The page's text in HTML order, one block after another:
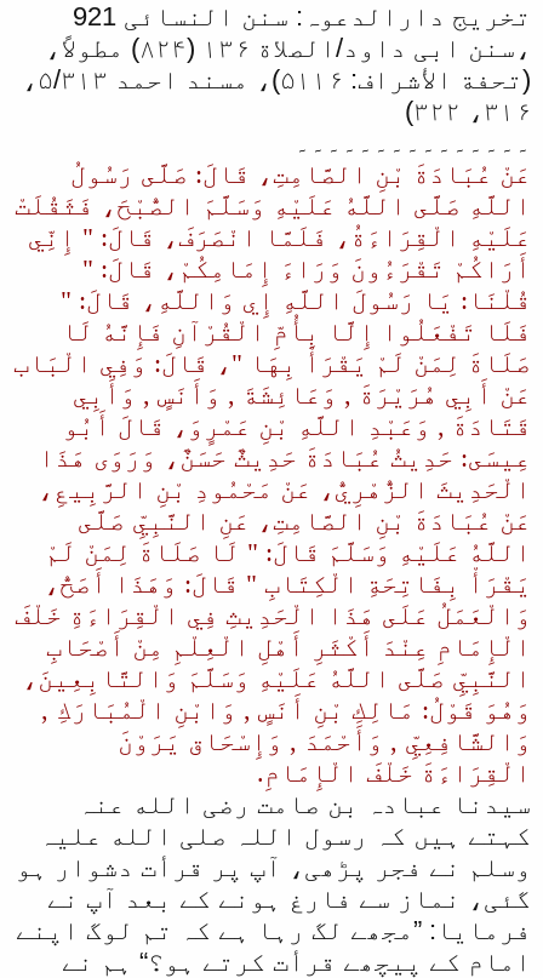
تخریج دارالدعوہ: سنن النسائی 921
،سنن ابی داود/الصلاة ۱۳۶ (۸۲۴) مطولاً،
(تحفة الأشراف: ۵۱۱۶)، مسند احمد ۵/۳۱۳،
۳۱۶، ۳۲۲)
۔۔۔۔۔۔۔۔۔۔۔۔۔۔۔
عَنْ عُبَادَةَ بْنِ الصَّامِتِ، قَالَ: صَلَّى رَسُولُ
اللَّهِ صَلَّى اللَّهُ عَلَيْهِ وَسَلَّمَ الصُّبْحَ، فَثَقُلَتْ
عَلَيْهِ الْقِرَاءَةُ، فَلَمَّا انْصَرَفَ، قَالَ: " إِنِّي
أَرَاكُمْ تَقْرَءُونَ وَرَاءَ إِمَامِكُمْ، قَالَ: "
قُلْنَا: يَا رَسُولَ اللَّهِ إِي وَاللَّهِ، قَالَ: "
فَلَا تَفْعَلُوا إِلَّا بِأُمِّ الْقُرْآنِ فَإِنَّهُ لَا
صَلَاةَ لِمَنْ لَمْ يَقْرَأْ بِهَا "، قَالَ: وَفِي الْبَاب
عَنْ أَبِي هُرَيْرَةَ , وَعَائِشَةَ , وَأَنَسٍ , وَأَبِي
قَتَادَةَ , وَعَبْدِ اللَّهِ بْنِ عَمْرٍوَ، قَالَ أَبُو
عِيسَى: حَدِيثُ عُبَادَةَ حَدِيثٌ حَسَنٌ، وَرَوَى هَذَا
الْحَدِيثَ الزُّهْرِيُّ، عَنْ مَحْمُودِ بْنِ الرَّبِيعِ،
عَنْ عُبَادَةَ بْنِ الصَّامِتِ، عَنِ النَّبِيِّ صَلَّى
اللَّهُ عَلَيْهِ وَسَلَّمَ قَالَ: " لَا صَلَاةَ لِمَنْ لَمْ
يَقْرَأْ بِفَاتِحَةِ الْكِتَابِ " قَالَ: وَهَذَا أَصَحُّ،
وَالْعَمَلُ عَلَى هَذَا الْحَدِيثِ فِي الْقِرَاءَةِ خَلْفَ
الْإِمَامِ عِنْدَ أَكْثَرِ أَهْلِ الْعِلْمِ مِنْ أَصْحَابِ
النَّبِيِّ صَلَّى اللَّهُ عَلَيْهِ وَسَلَّمَ وَالتَّابِعِينَ،
وَهُوَ قَوْلُ: مَالِكِ بْنِ أَنَسٍ , وَابْنِ الْمُبَارَكِ ,
وَالشَّافِعِيِّ , وَأَحْمَدَ , وَإِسْحَاق يَرَوْنَ
الْقِرَاءَةَ خَلْفَ الْإِمَامِ.
سیدنا عبادہ بن صامت رضی الله عنہ
کہتے ہیں کہ رسول اللہ صلی الله علیہ
وسلم نے فجر پڑھی، آپ پر قرأت دشوار ہو
گئی، نماز سے فارغ ہونے کے بعد آپ نے
فرمایا: ”مجھے لگ رہا ہے کہ تم لوگ اپنے
امام کے پیچھے قرأت کرتے ہو؟“ ہم نے